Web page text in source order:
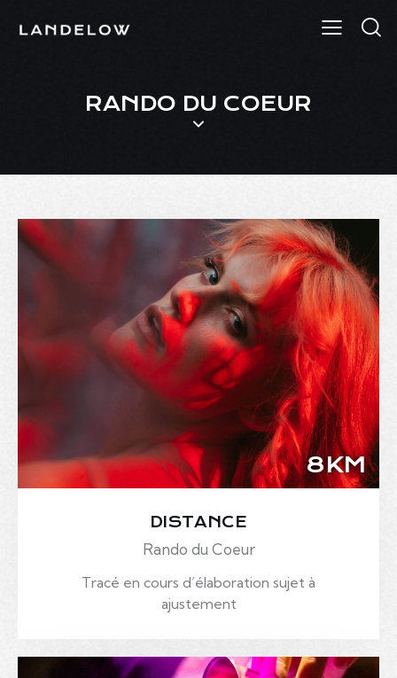
RANDO DU COEUR
8KM
DISTANCE
Rando du Coeur
Tracé en cours d’élaboration sujet à
ajustement